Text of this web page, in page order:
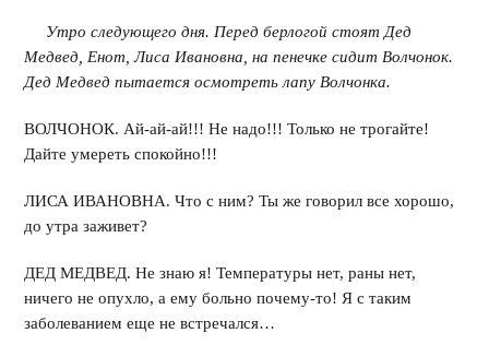
Утро следующего дня. Перед берлогой стоят Дед
Медвед, Енот, Лиса Ивановна, на пенечке сидит Волчонок.
Дед Медвед пытается осмотреть лапу Волчонка.
ВОЛЧОНОК. Ай-ай-ай!!! Не надо!!! Только не трогайте!
Дайте умереть спокойно!!!
ЛИСА ИВАНОВНА. Что с ним? Ты же говорил все хорошо,
до утра заживет?
ДЕД МЕДВЕД. Не знаю я! Температуры нет, раны нет,
ничего не опухло, а ему больно почему-то! Я с таким
заболеванием еще не встречался…